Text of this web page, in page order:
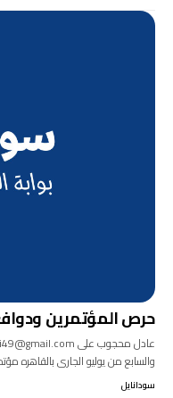
حرص المؤتمرين
والسابع من يوليو الجارى بالقاهره
سودانايل